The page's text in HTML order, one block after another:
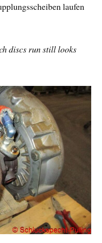
laufen
discs run still looks